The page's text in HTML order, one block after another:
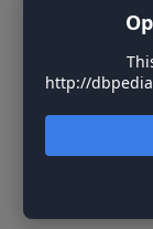
http://